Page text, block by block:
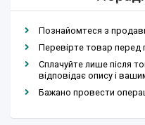
Познайомтеся з
Перевірте товар перед
Сплачуйте лише після
відповідає опису і
Бажано провести